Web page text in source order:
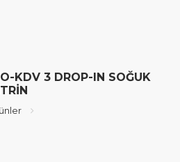
KDV 3 DROP-IN SOĞUK